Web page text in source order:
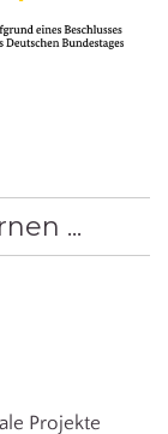
...
Projekte